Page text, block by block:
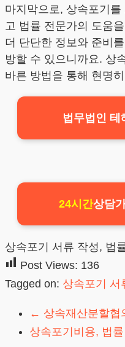
마지막으로, 상속포기
고 법률 전문가의 도움
더 단단한 정보와 준비
방할 수 있으니까요. 상
바른 방법을 통해 현명
법무법인 테
24시간상담
상속포기 서류 작성, 법
Post Views: 136
Tagged on: 상속포기 서
← 상속재산분할협
상속포기비용, 법